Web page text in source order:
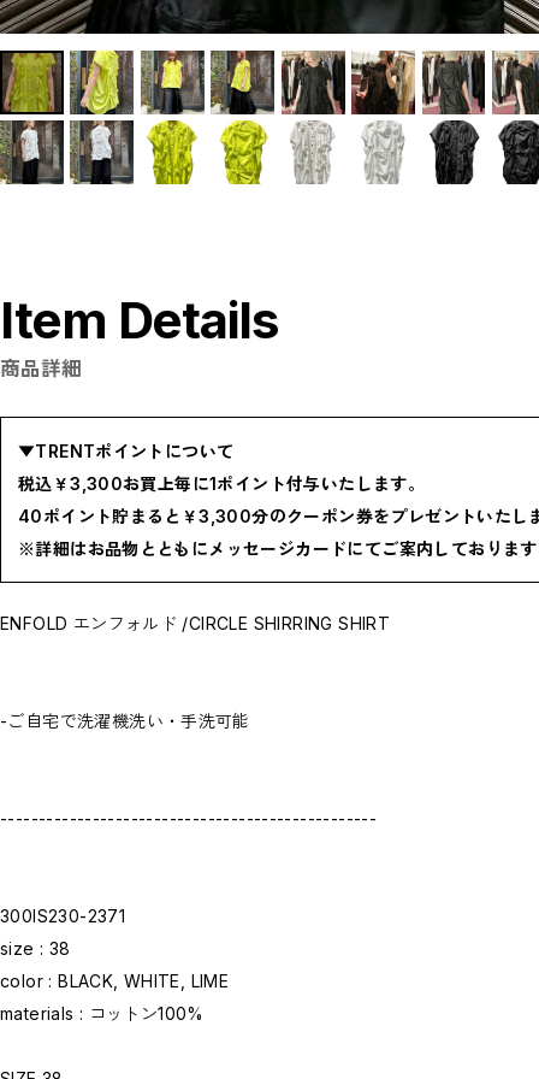
R
S
T
W
Y
【LADIES】ITEM LIST
OUTER / コート,ブルゾン,ジャケット
TOPS / カットソー,ブラウス,ニット
BOTTOMS / パンツ,スカート
DRESSES / ワンピース
LINGERIE / ブラ,ショーツ
GOODS / スカーフ,フレグランス , 他...
HOME / 照明
【MEN'S】ITEM LIST
BOTTOMS / ボトムス
HAT,CAP / ハット,キャップ
ACCESSORY / リング,ブレスレット
GOODS / ウォレット,バッグ,ベルト,ソックス
HOME / 照明
RESTOCK / 再入荷
お問い合わせ商品(フォームにてご連絡ください）
private
Item Details
商品詳細
▼TRENTポイントについて
税込￥3,300お買上毎に1ポイント付与いたします。
40ポイント貯まると￥3,300分のクーポン券をプレゼントいたし
※詳細はお品物とともにメッセージカードにてご案内しておりま
ENFOLD エンフォルド /CIRCLE SHIRRING SHIRT
-ご自宅で洗濯機洗い・手洗可能
-------------------------------------------------
300IS230-2371
size : 38
color : BLACK, WHITE, LIME
materials : コットン100%